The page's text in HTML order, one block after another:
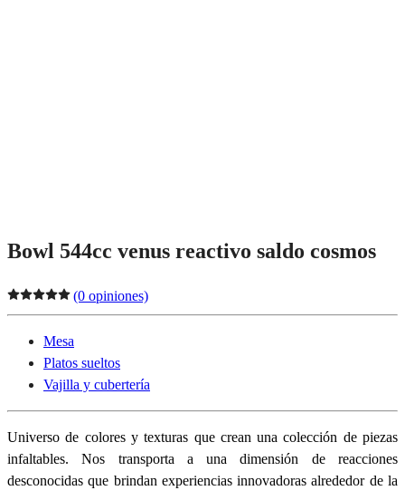
Bowl 544cc venus reactivo saldo cosmos
(0 opiniones)
Mesa
Platos sueltos
Vajilla y cubertería
Universo de colores y texturas que crean una colección de piezas
infaltables. Nos transporta a una dimensión de reacciones
desconocidas que brindan experiencias innovadoras alrededor de la